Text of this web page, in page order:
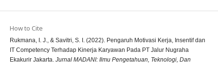
How to Cite
Rukmana, I. J., & Savitri, S. I. (2022). Pengaruh Motivasi Kerja, Insentif dan
IT Competency Terhadap Kinerja Karyawan Pada PT Jalur Nugraha
Ekakurir Jakarta. Jurnal MADANI: Ilmu Pengetahuan, Teknologi, Dan